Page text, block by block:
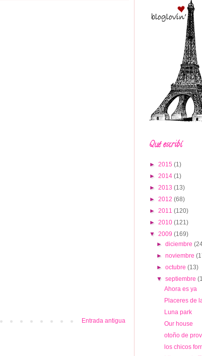
Entrada antigua
Qué escribí
► 2015 (1)
► 2014 (1)
► 2013 (13)
► 2012 (68)
► 2011 (120)
► 2010 (121)
▼ 2009 (169)
►diciembre
►noviembre
►octubre(13)
▼septiembre
Ahora es ya
Placeres de
Luna park
Our house
otoño de
los chicos